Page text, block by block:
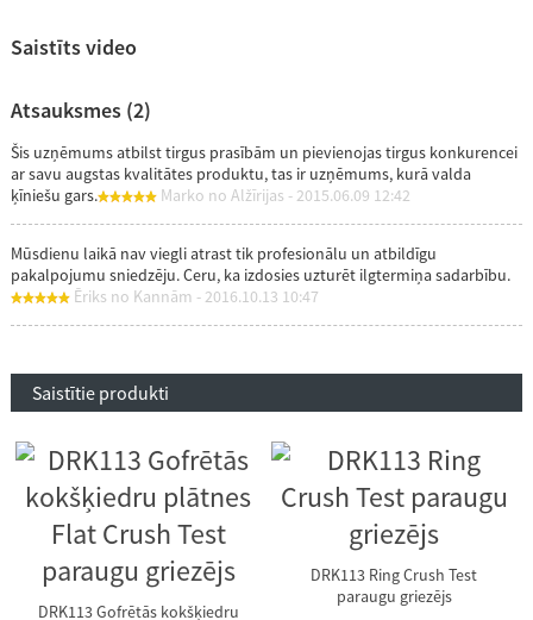
Saistīts video
Atsauksmes (2)
Šis uzņēmums atbilst tirgus prasībām un pievienojas tirgus konkurencei
ar savu augstas kvalitātes produktu, tas ir uzņēmums, kurā valda
ķīniešu gars.
Marko no Alžīrijas - 2015.06.09 12:42
Mūsdienu laikā nav viegli atrast tik profesionālu un atbildīgu
pakalpojumu sniedzēju. Ceru, ka izdosies uzturēt ilgtermiņa sadarbību.
Ēriks no Kannām - 2016.10.13 10:47
Saistītie produkti
DRK113 Gofrētās kokšķiedru
DRK113 Ring Crush Test
paraugu griezējs